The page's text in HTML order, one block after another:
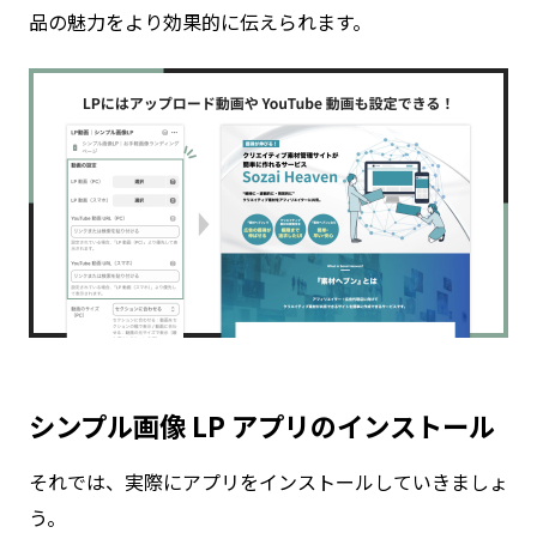
品の魅力をより効果的に伝えられます。
シンプル画像 LP アプリのインストール
それでは、実際にアプリをインストールしていきましょ
う。